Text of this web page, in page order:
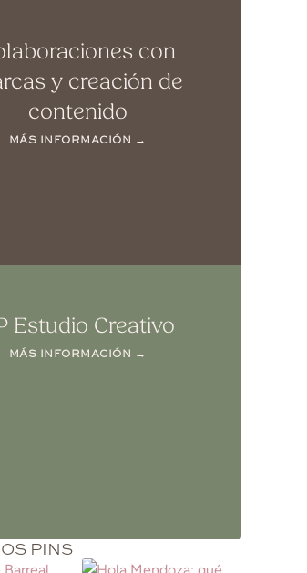
con
y creación de
contenido
MÁS INFORMACIÓN →
Estudio Creativo
MÁS INFORMACIÓN →
PINS